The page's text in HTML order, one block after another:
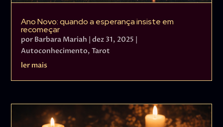
Ano Novo: quando a esperança insiste em
recomeçar
por Barbara Mariah |dez 31, 2025 |
Autoconhecimento,Tarot
ler mais